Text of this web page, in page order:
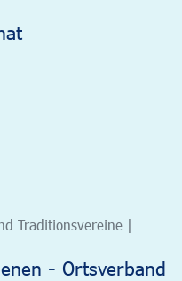
Traditionsvereine |
- Ortsverband